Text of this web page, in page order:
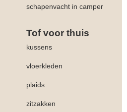
schapenvacht in camper
Tof voor thuis
kussens
vloerkleden
plaids
zitzakken